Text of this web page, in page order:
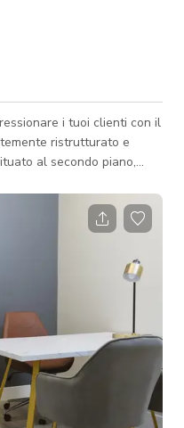
i tuoi clienti con il
ristrutturato e
al secondo piano,
accolti
alla reception,
a ogni incontro. Vivi
progettato per